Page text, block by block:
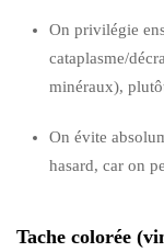
On privilégie
cataplasme/
minéraux),
On évite
hasard, car on
Tache colorée